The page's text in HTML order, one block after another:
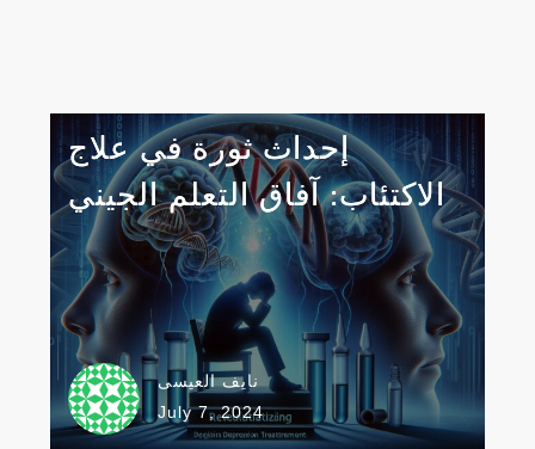
نايف العيسى
July 7, 2024
إحداث ثورة في علاج
الاكتئاب: آفاق التعلم الجيني